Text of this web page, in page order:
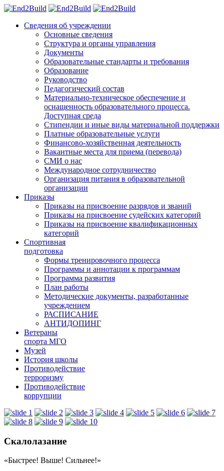
Сведения об учреждении
Основные сведения
Структура и органы управления
Документы
Образовательные стандарты и требования
Образование
Руководство
Педагогический состав
Материально-техническое обеспечение и
оснащенность образовательного процесса.
Доступная среда
Стипендии и иные виды материальной поддержки
Платные образовательные услуги
Финансово-хозяйственная деятельность
Вакантные места для приема (перевода)
СМИ о нас
Международное сотрудничество
Организация питания в образовательной
организации
Приказы
Приказы на присвоение разрядов и званий
Приказы на присвоение судейских категорий
Приказы на присвоение квалификационных
категорий
Спортивная
подготовка
Формы тренировочного процесса
Программы и аннотации к программам
Программа развития
План работы
Методические документы, разработанные
учреждением
РАСПИСАНИЕ
АНТИДОПИНГ
Ветераны
спорта МГО
Музей
История школы
Противодействие
терроризму
Противодействие
коррупции
Скалолазание
«Быстрее! Выше! Сильнее!»